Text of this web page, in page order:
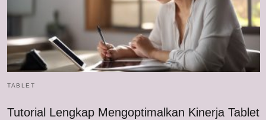
TABLET
Tutorial Lengkap Mengoptimalkan Kinerja Tablet